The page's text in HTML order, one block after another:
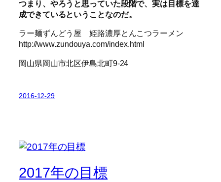
つまり、やろうと思っていた段階で、実は目標を達
成できているということなのだ。
ラー麺ずんどう屋 姫路濃厚とんこつラーメン
http://www.zundouya.com/index.html
岡山県岡山市北区伊島北町9-24
2016-12-29
2017年の目標